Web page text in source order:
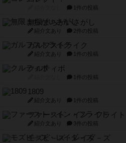
1件の投稿
無限まちがいさがし
紹介文あり 2件の投稿
ガルフストライク
紹介文あり 1件の投稿
クルティボ
1件の投稿
1809
紹介文あり 1件の投稿
ファースト・イン・フライト
紹介文あり 3件の投稿
モズビ－ズ・レイダ－ズ